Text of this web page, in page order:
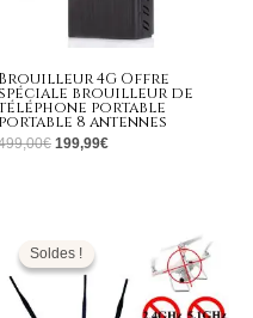
Brouilleur 4G Offre
brouilleur de
portable
portable 8 antennes
€ 199,99€
Soldes !
Soldes !
initial
était :
1.999,00€.869,99€.